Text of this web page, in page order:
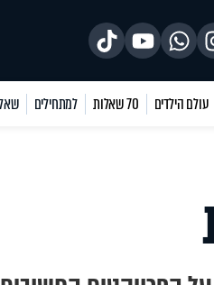
עולם הילדים 70 שאלות למתחילים